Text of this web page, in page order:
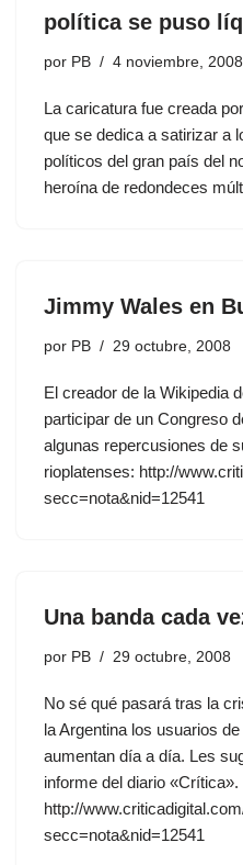
política se puso
por PB 4 noviembre, 2008
La caricatura fue creada
que se dedica a satirizar a
políticos del gran país del
heroína de redondeces
Jimmy Wales en
por PB 29 octubre, 2008
El creador de la Wikipedia
participar de un Congreso
algunas repercusiones de
rioplatenses: http://
secc=nota&nid=12541
Una banda cada
por PB 29 octubre, 2008
No sé qué pasará tras la
la Argentina los usuarios
aumentan día a día. Les
informe del diario «Crítica».
http://
secc=nota&nid=12541